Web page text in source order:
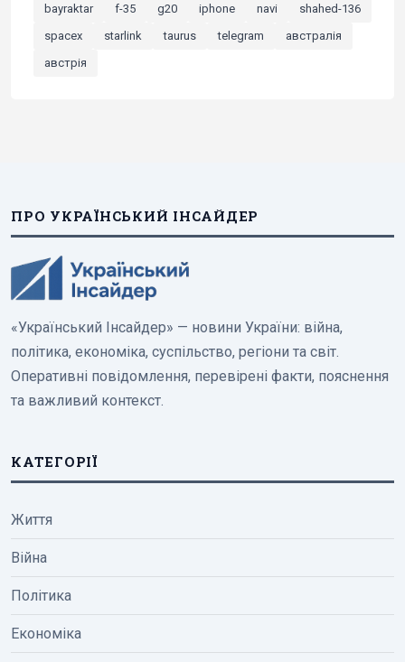
bayraktar f-35 g20 iphone navi
shahed-136
spacex
starlink taurus telegram
австралія
австрія
ПРО УКРАЇНСЬКИЙ ІНСАЙДЕР
«Український Інсайдер» — новини України: війна,
політика, економіка, суспільство, регіони та світ.
Оперативні повідомлення, перевірені факти, пояснення
та важливий контекст.
КАТЕГОРІЇ
Життя
Війна
Політика
Економіка